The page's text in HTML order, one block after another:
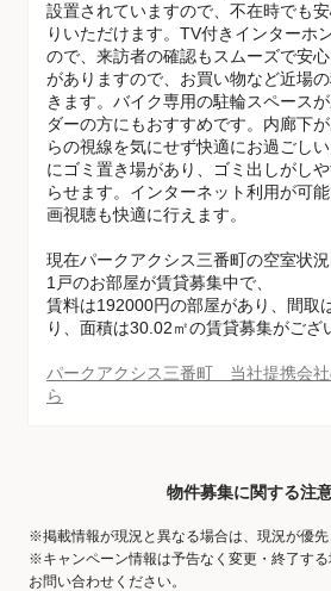
設置されていますので、不在時でも
りいただけます。TV付きインターホ
ので、来訪者の確認もスムーズで安
がありますので、お買い物など近場
きます。バイク専用の駐輪スペース
ダーの方にもおすすめです。内廊下
らの視線を気にせず快適にお過ごし
にゴミ置き場があり、ゴミ出しがし
らせます。インターネット利用が可
画視聴も快適に行えます。
現在パークアクシス三番町の空室状
1戸のお部屋が賃貸募集中で、
賃料は192000円の部屋があり、間取
り、面積は30.02㎡の賃貸募集がござ
パークアクシス三番町 当社提携会社
ら
物件募集に関する注
※掲載情報が現況と異なる場合は、現況が優先
※キャンペーン情報は予告なく変更・終了す
お問い合わせください。